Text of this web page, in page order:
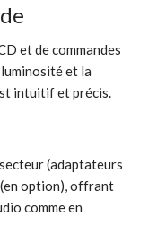
et de commandes
et la
intuitif et précis.
(adaptateurs
option), offrant
comme en